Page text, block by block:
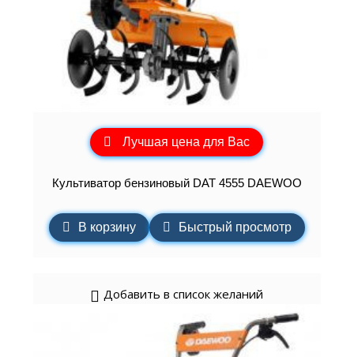
Лучшая цена для Вас
Культиватор бензиновый DAT 4555 DAEWOO
В корзину Быстрый просмотр
Добавить в список желаний